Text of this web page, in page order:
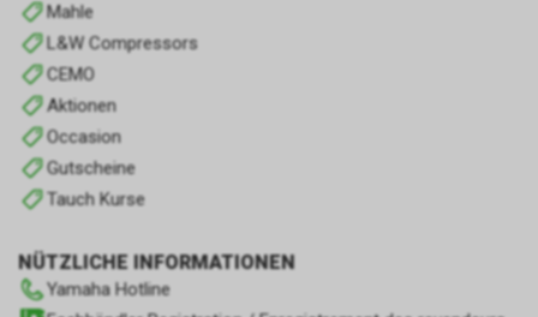
Mahle
L&W Compressors
CEMO
Aktionen
Occasion
Gutscheine
Tauch Kurse
NÜTZLICHE INFORMATIONEN
Yamaha Hotline